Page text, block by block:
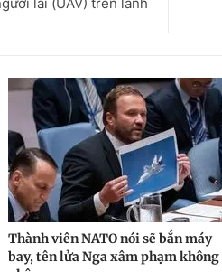
Thành viên NATO nói sẽ bắn máy
bay, tên lửa Nga xâm phạm không